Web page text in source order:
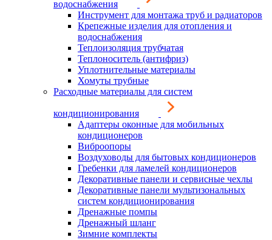
водоснабжения
Инструмент для монтажа труб и радиаторов
Крепежные изделия для отопления и
водоснабжения
Теплоизоляция трубчатая
Теплоноситель (антифриз)
Уплотнительные материалы
Хомуты трубные
Расходные материалы для систем
кондиционирования
Адаптеры оконные для мобильных
кондиционеров
Виброопоры
Воздуховоды для бытовых кондиционеров
Гребенки для ламелей кондиционеров
Декоративные панели и сервисные чехлы
Декоративные панели мультизональных
систем кондиционирования
Дренажные помпы
Дренажный шланг
Зимние комплекты